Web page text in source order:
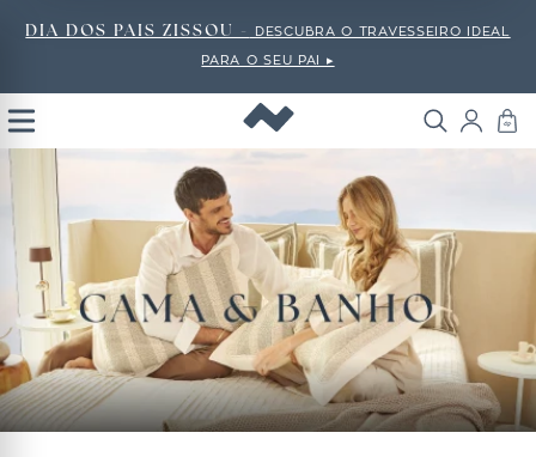
DIA DOS PAIS ZISSOU - DESCUBRA O TRAVESSEIRO IDEAL
PARA O SEU PAI ▸
Open